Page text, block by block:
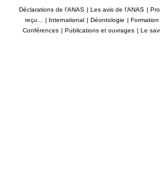
Déclarations de l'ANAS | Les avis de l'ANAS |
reçu... | International | Déontologie | Formation
Conférences | Publications et ouvrages | Le